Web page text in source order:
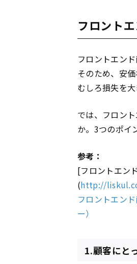
フロント
フロントエン
そのため、安
むしろ損失を
では、フロン
か。3つのポイ
参考：
[フロントエン
(http://
フロントエン
ー）
1.顧客にと